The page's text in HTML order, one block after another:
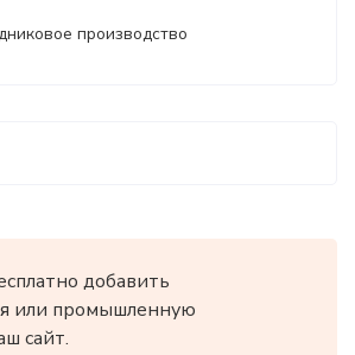
производство
добавить
или промышленную
сайт.